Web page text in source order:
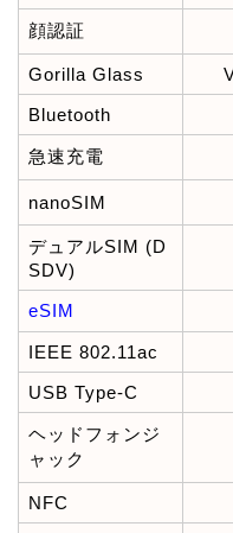
顔認証
Gorilla Glass
Bluetooth
急速充電
nanoSIM
デュアルSIM (D
SDV)
eSIM
IEEE 802.11ac
USB Type-C
ヘッドフォンジ
ャック
NFC